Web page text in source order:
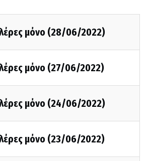
μόνο (28/06/2022)
μόνο (27/06/2022)
μόνο (24/06/2022)
μόνο (23/06/2022)